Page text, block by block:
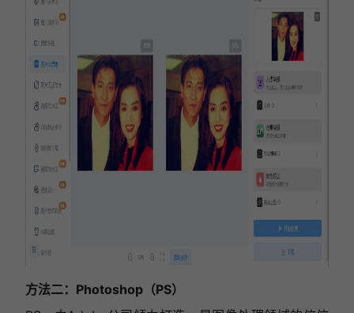
方法二：Photoshop（PS）